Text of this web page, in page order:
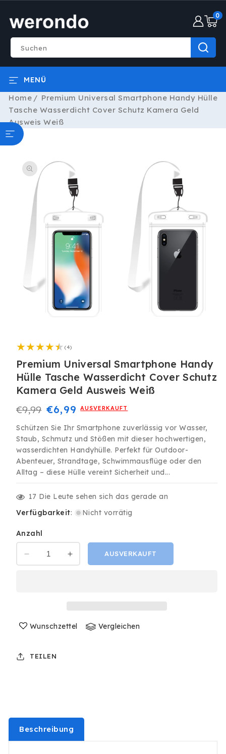
DIREKT
INHALT
Suchen
0
MENÜ
Home
Premium Universal Smartphone Handy Hülle
Tasche Wasserdicht Cover Schutz Kamera Geld
Ausweis Weiß
in
öffnen
(4)
insgesamt
Premium Universal Smartphone Handy
Hülle Tasche Wasserdicht Cover Schutz
Kamera Geld Ausweis Weiß
Normaler
Preis
€9,99 Verkaufspreis
€6,99 AUSVERKAUFT
Schützen Sie Ihr Smartphone zuverlässig vor Wasser,
Staub, Schmutz und Stößen mit dieser hochwertigen,
wasserdichten Handyhülle. Perfekt für Outdoor-
Abenteuer, Strandtage, Schwimmausflüge oder den
Alltag – diese Hülle vereint Sicherheit und...
17 Die Leute sehen sich das gerade an
Verfügbarkeit: Nicht vorrätig
Anzahl
Verringere
die
Smartphone
Tasche
Ausweis
Weiß
Erhöhe
die
Premium
Universal
Smartphone
Handy
Ausweis
Weiß
AUSVERKAUFT
Wunschzettel Vergleichen
TEILEN
Beschreibung